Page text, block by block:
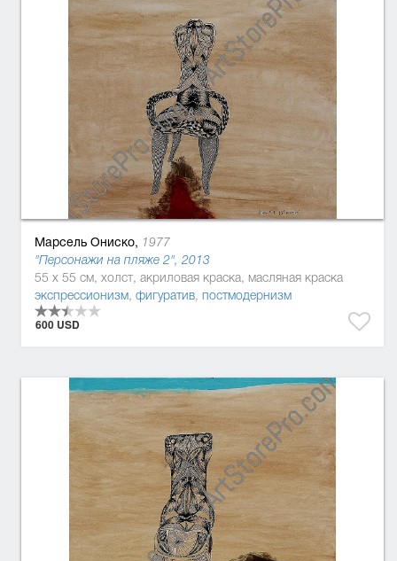
Марсель Ониско, 1977
"Персонажи на пляже 2", 2013
55 x 55 см, холст, акриловая краска, масляная краска
экспрессионизм, фигуратив, постмодернизм
600 USD